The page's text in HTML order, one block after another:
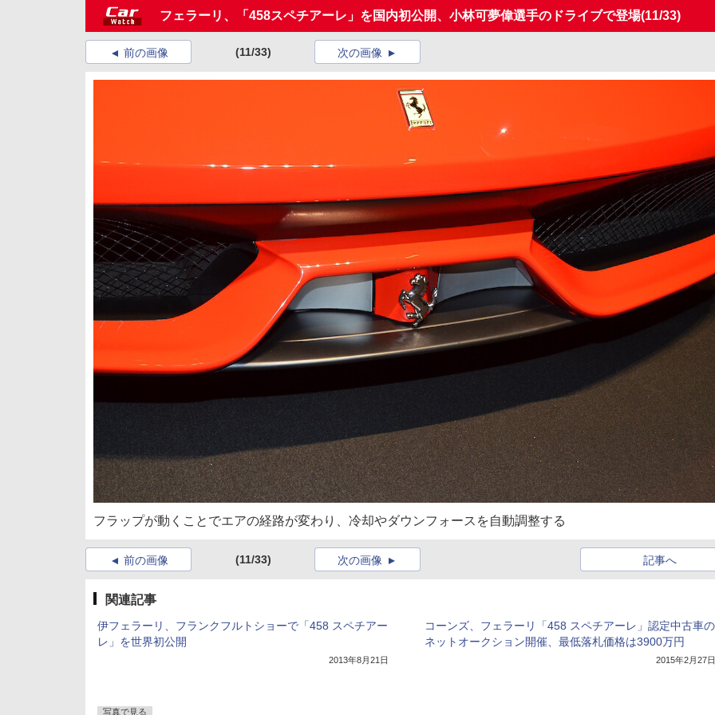
フェラーリ、「458スペチアーレ」を国内初公開、小林可夢偉選手のドライブで登場(11/33)
前の画像 (11/33) 次の画像
フラップが動くことでエアの経路が変わり、冷却やダウンフォースを自動調整する
前の画像 (11/33) 記事へ
次の画像
関連記事
伊フェラーリ、フランクフルトショーで「458 スペチアー
レ」を世界初公開
2013年8月21日
コーンズ、フェラーリ「458 スペチアーレ」認定中古車の
ネットオークション開催、最低落札価格は3900万円
2015年2月27日
写真で見る